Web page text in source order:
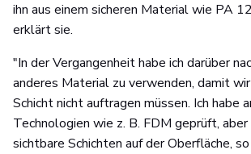
ihn aus einem sicheren Material wie PA
erklärt sie.
"In der Vergangenheit habe ich darüber
anderes Material zu verwenden, damit
Schicht nicht auftragen müssen. Ich habe
Technologien wie z. B. FDM geprüft,
sichtbare Schichten auf der Oberfläche,